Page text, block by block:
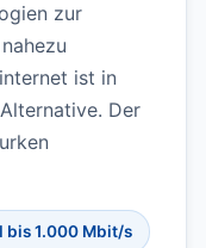
zur
ist in
Der
bis 1.000 Mbit/s